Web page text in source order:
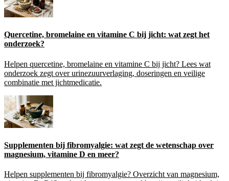
Quercetine, bromelaine en vitamine C bij jicht: wat zegt het
onderzoek?
Helpen quercetine, bromelaine en vitamine C bij jicht? Lees wat
onderzoek zegt over urinezuurverlaging, doseringen en veilige
combinatie met jichtmedicatie.
Supplementen bij fibromyalgie: wat zegt de wetenschap over
magnesium, vitamine D en meer?
Helpen supplementen bij fibromyalgie? Overzicht van magnesium,